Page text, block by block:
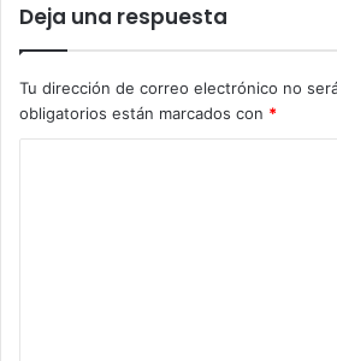
Deja una respuesta
Tu dirección de correo electrónico no
obligatorios están marcados con *